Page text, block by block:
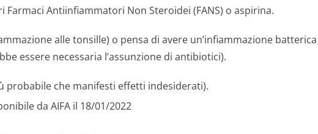
Farmaci Antiinfiammatori Non Steroidei (FANS) o aspirina.
alle tonsille) o pensa di avere un’infiammazione batterica
essere necessaria l’assunzione di antibiotici).
probabile che manifesti effetti indesiderati).
da AIFA il 18/01/2022